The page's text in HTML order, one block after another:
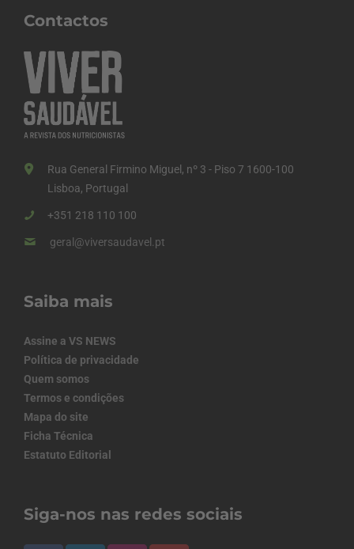
Contactos
Rua General Firmino Miguel, nº 3 - Piso 7 1600-100
Lisboa, Portugal
+351 218 110 100
geral@viversaudavel.pt
Saiba mais
Assine a VS NEWS
Política de privacidade
Quem somos
Termos e condições
Mapa do site
Ficha Técnica
Estatuto Editorial
Siga-nos nas redes sociais